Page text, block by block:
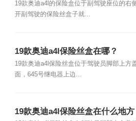
19款奥迪a4l的保险盒位于副驾驶座位的右
开副驾驶的保险丝盒子就...
19款奥迪a4l保险丝盒在哪？
19款奥迪a4l保险丝盒位于驾驶员脚部上方
面，645号继电器上边...
19款奥迪a4l保险丝盒在什么地方